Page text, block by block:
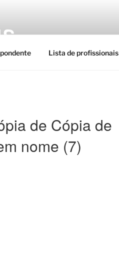
Lista de profissionais
de Cópia de
nome (7)